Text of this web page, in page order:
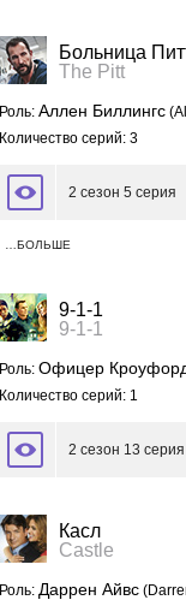
Больница
The Pitt
Роль: Аллен Биллингс
Количество серий: 3
2 сезон 5 серия
…БОЛЬШЕ
9-1-1
9-1-1
Роль: Офицер
Количество серий: 1
2 сезон 13 серия
Касл
Castle
Роль: Даррен Айвс